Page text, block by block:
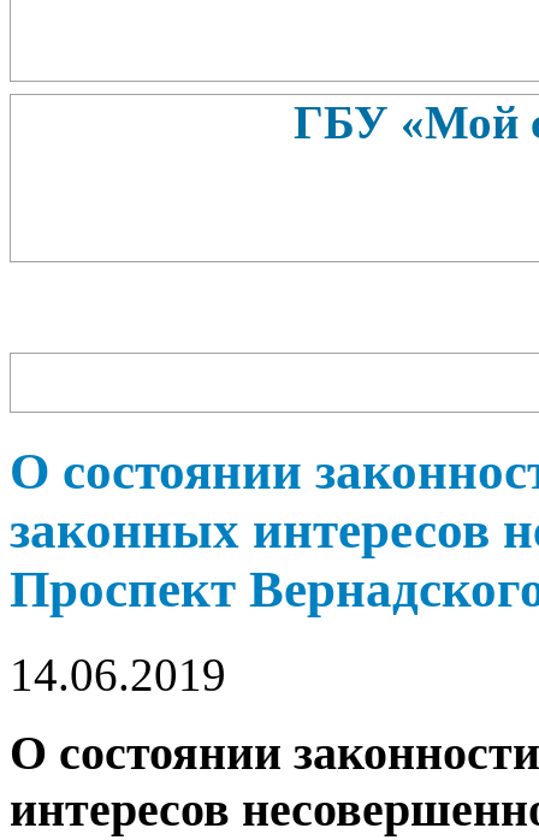
ГБУ «Мой
О состоянии
законных интересов
Проспект
14.06.2019
О состоянии
интересов